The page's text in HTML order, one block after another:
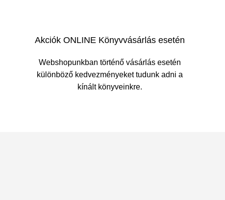
Akciók ONLINE Könyvvásárlás esetén
Webshopunkban történő vásárlás esetén
különböző kedvezményeket tudunk adni a
kínált könyveinkre.